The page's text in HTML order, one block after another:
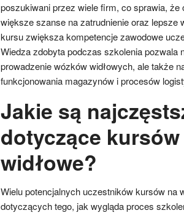
poszukiwani przez wiele firm, co sprawia,
większe szanse na zatrudnienie oraz lepsze
kursu zwiększa kompetencje zawodowe
Wiedza zdobyta podczas szkolenia pozwala
prowadzenie wózków widłowych, ale także
funkcjonowania magazynów i procesów
Jakie są
dotyczące
widłowe?
Wielu potencjalnych uczestników kursów na
dotyczących tego, jak wygląda proces